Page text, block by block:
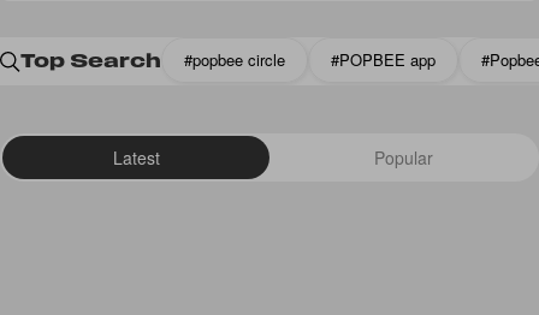
Top Search #popbee circle #POPBEE app
Latest Popular